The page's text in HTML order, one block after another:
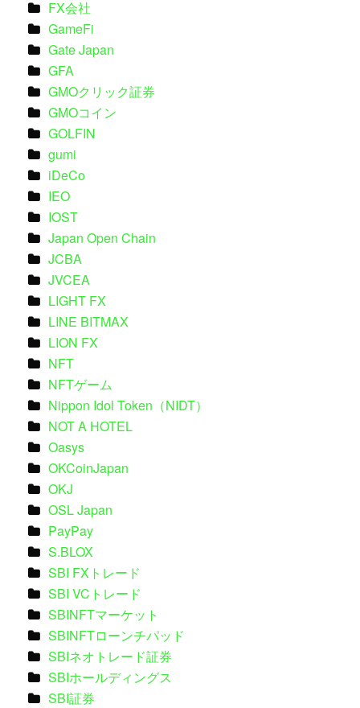
FX会社
GameFi
Gate Japan
GFA
GMOクリック証券
GMOコイン
GOLFIN
gumi
iDeCo
IEO
IOST
Japan Open Chain
JCBA
JVCEA
LIGHT FX
LINE BITMAX
LION FX
NFT
NFTゲーム
Nippon Idol Token（NIDT）
NOT A HOTEL
Oasys
OKCoinJapan
OKJ
OSL Japan
PayPay
S.BLOX
SBI FXトレード
SBI VCトレード
SBINFTマーケット
SBINFTローンチパッド
SBIネオトレード証券
SBIホールディングス
SBI証券